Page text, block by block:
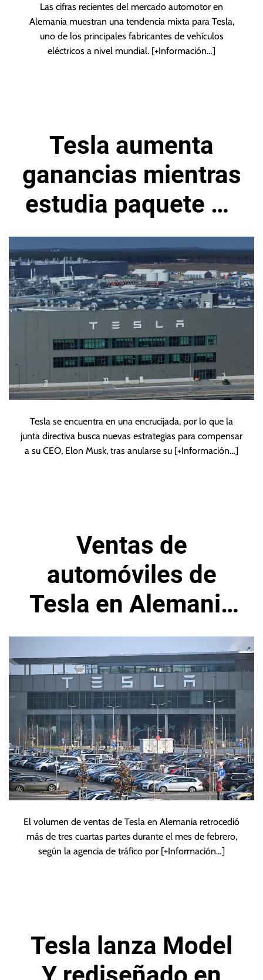
Las cifras recientes del mercado automotor en
Alemania muestran una tendencia mixta para Tesla,
uno de los principales fabricantes de vehículos
eléctricos a nivel mundial. [+Información…]
Tesla aumenta
ganancias mientras
estudia paquete de
compensación
Tesla se encuentra en una encrucijada, por lo que la
junta directiva busca nuevas estrategias para compensar
a su CEO, Elon Musk, tras anularse su [+Información…]
Ventas de
automóviles de
Tesla en Alemania
sigue caída en
febrero
El volumen de ventas de Tesla en Alemania retrocedió
más de tres cuartas partes durante el mes de febrero,
según la agencia de tráfico por [+Información…]
Tesla lanza Model